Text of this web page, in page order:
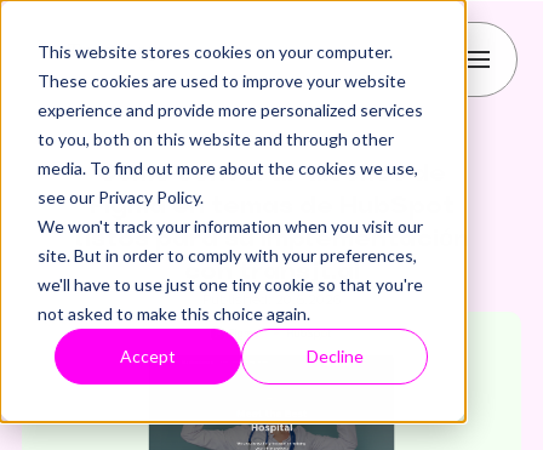
This website stores cookies on your computer.
These cookies are used to improve your website
experience and provide more personalized services
to you, both on this website and through other
media. To find out more about the cookies we use,
see our Privacy Policy.
We won't track your information when you visit our
site. But in order to comply with your preferences,
we'll have to use just one tiny cookie so that you're
not asked to make this choice again.
Accept Decline
Figma CMS HubSpot
Cómo convertir diseños de
Figma en temas de HubSpot
listos para su implementación
con transjt.ai